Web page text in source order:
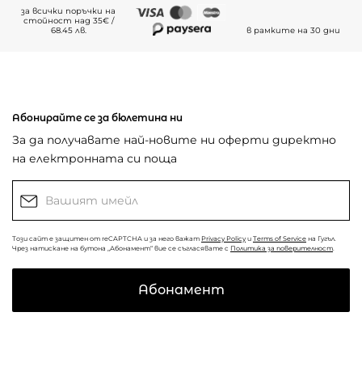
за всички поръчки на
стойност над 35€ /
68.45 лв.
в рамките на 30 дни
Абонирайте се за бюлетина ни
За да получавате най-новите ни оферти директно
на електронната си поща
Този сайт е защитен от reCAPTCHA и за него важат Privacy Policy и Terms of Service на Гугъл.
Чрез натискане на бутона „Абонамент“ вие се съгласявате с Политика за поверителност.
Абонамент